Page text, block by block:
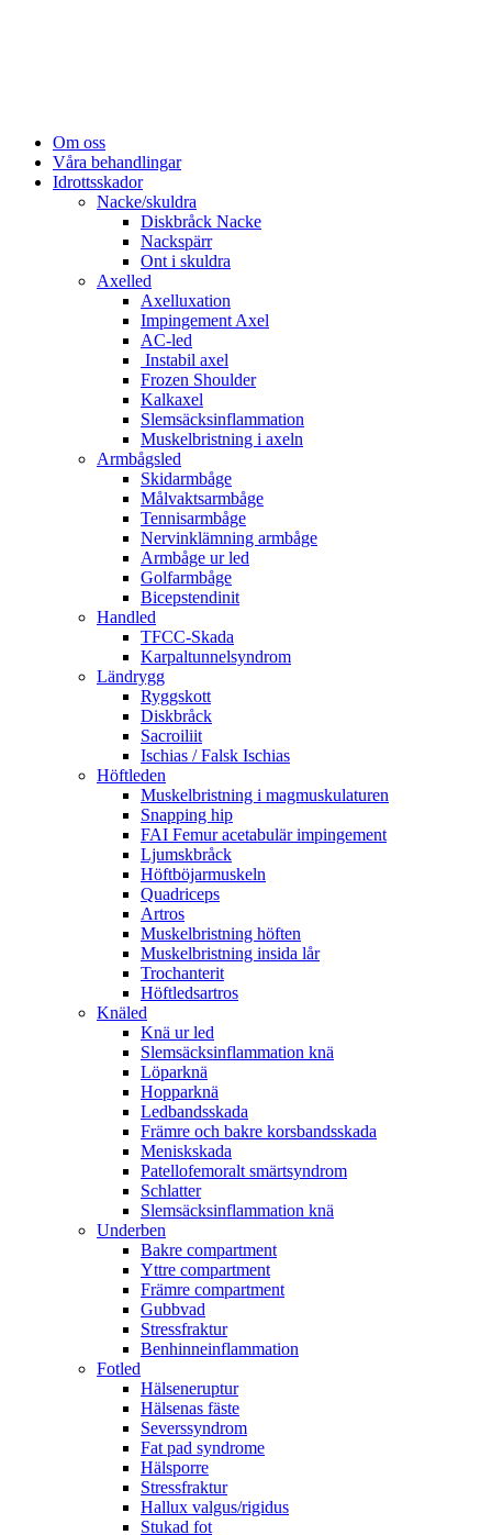
Om oss
Våra behandlingar
Idrottsskador
Nacke/skuldra
Diskbråck Nacke
Nackspärr
Ont i skuldra
Axelled
Axelluxation
Impingement Axel
AC-led
Instabil axel
Frozen Shoulder
Kalkaxel
Slemsäcksinflammation
Muskelbristning i axeln
Armbågsled
Skidarmbåge
Målvaktsarmbåge
Tennisarmbåge
Nervinklämning armbåge
Armbåge ur led
Golfarmbåge
Bicepstendinit
Handled
TFCC-Skada
Karpaltunnelsyndrom
Ländrygg
Ryggskott
Diskbråck
Sacroiliit
Ischias / Falsk Ischias
Höftleden
Muskelbristning i magmuskulaturen
Snapping hip
FAI Femur acetabulär impingement
Ljumskbråck
Höftböjarmuskeln
Quadriceps
Artros
Muskelbristning höften
Muskelbristning insida lår
Trochanterit
Höftledsartros
Knäled
Knä ur led
Slemsäcksinflammation knä
Löparknä
Hopparknä
Ledbandsskada
Främre och bakre korsbandsskada
Meniskskada
Patellofemoralt smärtsyndrom
Schlatter
Slemsäcksinflammation knä
Underben
Bakre compartment
Yttre compartment
Främre compartment
Gubbvad
Stressfraktur
Benhinneinflammation
Fotled
Hälseneruptur
Hälsenas fäste
Severssyndrom
Fat pad syndrome
Hälsporre
Stressfraktur
Hallux valgus/rigidus
Stukad fot